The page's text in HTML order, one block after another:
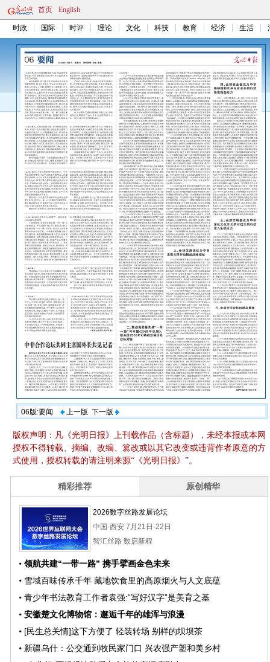
首页 English
时政 国际 时评 理论 文化 科技 教育 经济 生活
06版:要闻 上一版 下一版
版权声明：凡《光明日报》上刊载作品（含标题），未经本报或本网
授权不得转载、摘编、改编、篡改或以其它改变或违背作者原意的方
式使用，授权转载的请注明来源“《光明日报》”。